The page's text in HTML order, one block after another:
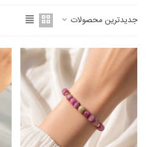
جدیدترین محصولات